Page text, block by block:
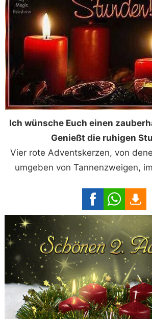
Ich wünsche Euch einen
Genießt die ruhigen
Vier rote Adventskerzen, von
umgeben von Tannenzweigen,